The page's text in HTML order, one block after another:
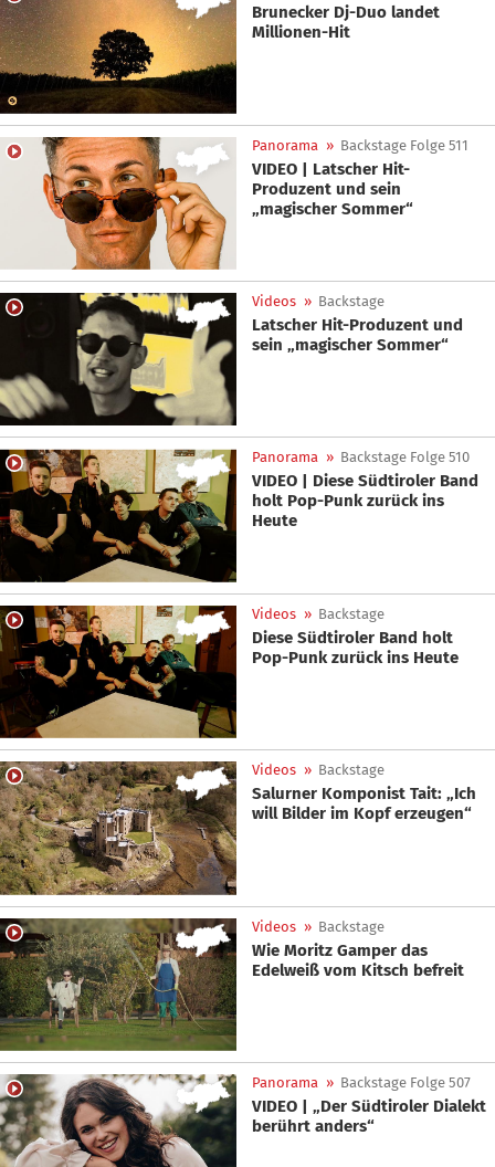
Brunecker Dj-Duo landet
Millionen-Hit
Panorama » Backstage Folge 511
VIDEO | Latscher Hit-
Produzent und sein
„magischer Sommer“
Videos » Backstage
Latscher Hit-Produzent und
sein „magischer Sommer“
Panorama » Backstage Folge 510
VIDEO | Diese Südtiroler Band
holt Pop-Punk zurück ins
Heute
Videos » Backstage
Diese Südtiroler Band holt
Pop-Punk zurück ins Heute
Videos » Backstage
Salurner Komponist Tait: „Ich
will Bilder im Kopf erzeugen“
Videos » Backstage
Wie Moritz Gamper das
Edelweiß vom Kitsch befreit
Panorama » Backstage Folge 507
VIDEO | „Der Südtiroler Dialekt
berührt anders“